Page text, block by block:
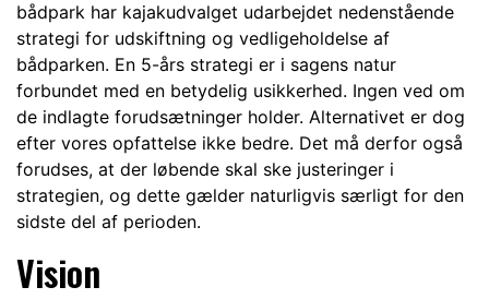
bådpark har kajakudvalget udarbejdet nedenstående
strategi for udskiftning og vedligeholdelse af
bådparken. En 5-års strategi er i sagens natur
forbundet med en betydelig usikkerhed. Ingen ved om
de indlagte forudsætninger holder. Alternativet er dog
efter vores opfattelse ikke bedre. Det må derfor også
forudses, at der løbende skal ske justeringer i
strategien, og dette gælder naturligvis særligt for den
sidste del af perioden.
Vision